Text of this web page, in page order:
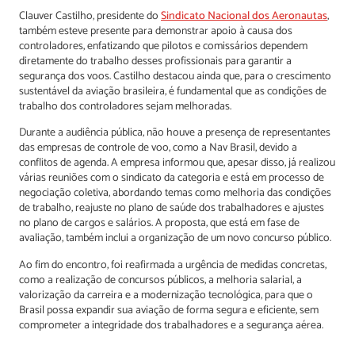
Clauver Castilho, presidente doSindicato Nacional dos Aeronautas,
também esteve presente para demonstrar apoio à causa dos
controladores, enfatizando que pilotos e comissários dependem
diretamente do trabalho desses profissionais para garantir a
segurança dos voos. Castilho destacou ainda que, para o crescimento
sustentável da aviação brasileira, é fundamental que as condições de
trabalho dos controladores sejam melhoradas.
Durante a audiência pública, não houve a presença de representantes
das empresas de controle de voo, como a Nav Brasil, devido a
conflitos de agenda. A empresa informou que, apesar disso, já realizou
várias reuniões com o sindicato da categoria e está em processo de
negociação coletiva, abordando temas como melhoria das condições
de trabalho, reajuste no plano de saúde dos trabalhadores e ajustes
no plano de cargos e salários. A proposta, que está em fase de
avaliação, também inclui a organização de um novo concurso público.
Ao fim do encontro, foi reafirmada a urgência de medidas concretas,
como a realização de concursos públicos, a melhoria salarial, a
valorização da carreira e a modernização tecnológica, para que o
Brasil possa expandir sua aviação de forma segura e eficiente, sem
comprometer a integridade dos trabalhadores e a segurança aérea.